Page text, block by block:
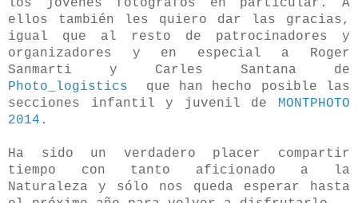
los jóvenes fotógrafos en particular. A
ellos también les quiero dar las gracias,
igual que al resto de patrocinadores y
organizadores y en especial a Roger
Sanmarti y Carles Santana de
Photo_logistics que han hecho posible las
secciones infantil y juvenil de MONTPHOTO
2014 .
Ha sido un verdadero placer compartir
tiempo con tanto aficionado a la
Naturaleza y sólo nos queda esperar hasta